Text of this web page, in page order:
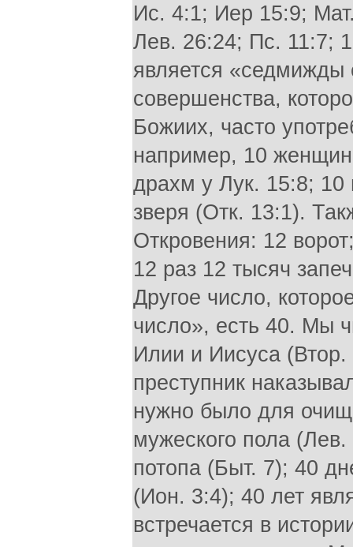
Ис. 4:1; Иер 15:9;
Лев. 26:24; Пс. 11:7;
является «седмижды
совершенства,
Божиих, часто
например, 10
драхм у Лук. 15:8; 10
зверя (Отк. 13:1).
Откровения: 12
12 раз 12 тысяч
Другое число,
число», есть 40. Мы
Илии и Иисуса
преступник
нужно было для
мужеского пола
потопа (Быт. 7); 40
(Ион. 3:4); 40 лет
встречается в